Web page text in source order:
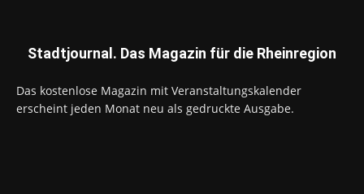
Stadtjournal. Das Magazin für die Rheinregion
Das kostenlose Magazin mit Veranstaltungskalender
erscheint jeden Monat neu als gedruckte Ausgabe.